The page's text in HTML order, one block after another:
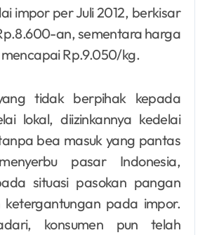
impor per Juli 2012, berkisar
an, sementara harga
mencapai Rp.9.050/kg.
tidak berpihak kepada
lokal, diizinkannya kedelai
bea masuk yang pantas
pasar Indonesia,
situasi pasokan pangan
ketergantungan pada impor.
konsumen pun telah